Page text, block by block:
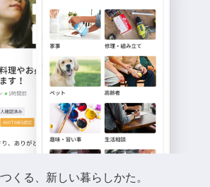
くる、新しい暮らしかた。